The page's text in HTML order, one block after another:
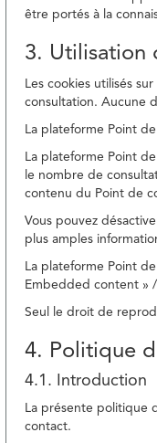
être portés à la
3. Utilisation
Les cookies utilisés
consultation. Aucune
La plateforme Point
La plateforme Point
le nombre de
contenu du Point de
Vous pouvez
plus amples
La plateforme Point
Embedded content »
Seul le droit de
4. Politique
4.1. Introduction
La présente politique
contact.